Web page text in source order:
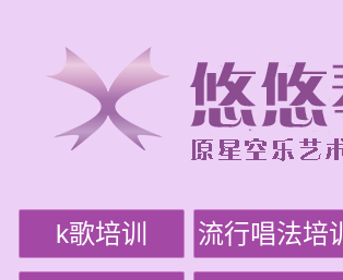
k歌培训 流行唱法培训